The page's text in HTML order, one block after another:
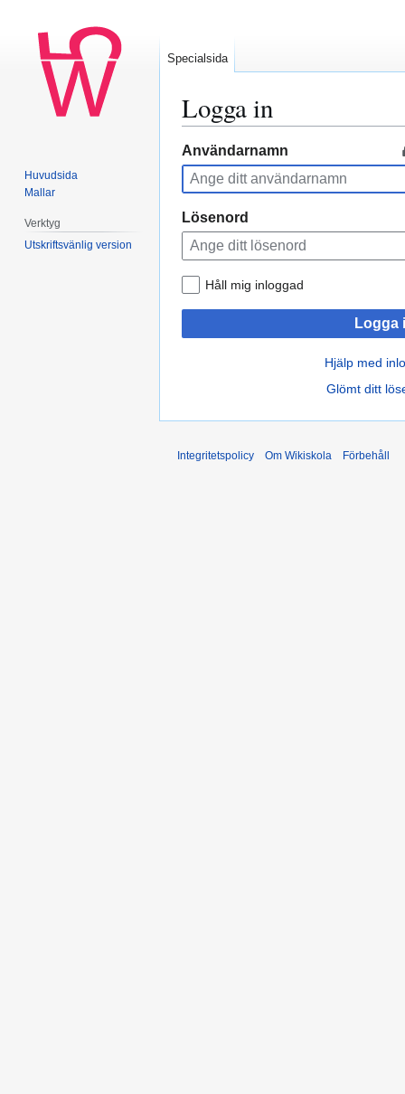
Logga in
Hoppa
till
navigering
Hoppa
till
sök
Användarnamn
Lösenord
Håll mig inloggad
Logga
Hjälp med
Glömt ditt
Specialsida
Huvudsida
Mallar
Verktyg
Utskriftsvänlig version
Integritetspolicy Om Wikiskola Förbehåll